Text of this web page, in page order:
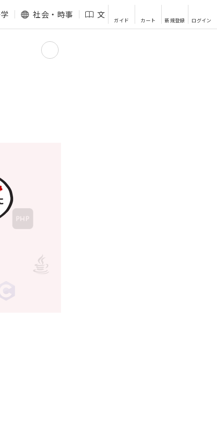
社会・時事 文芸・エッセイ
ガイド カート 新規登録 ログイン